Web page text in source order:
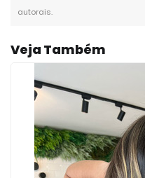
autorais.
Veja Também